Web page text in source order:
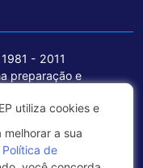
- 2011
preparação e
de tecnologia de
serviços voltados
seguras e
utiliza cookies e
a sua
Política de